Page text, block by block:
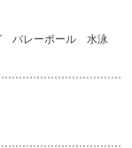
バレーボール 水泳